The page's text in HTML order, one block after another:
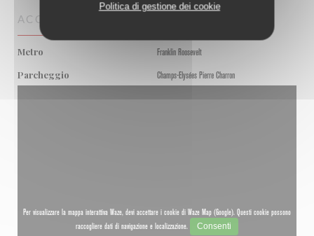
Politica di gestione dei cookie
ACCESSO
Metro Franklin Roosevelt
Parcheggio Champs-Elysées Pierre Charron
Per visualizzare la mappa interattiva Waze, devi accettare i cookie di Waze Map (Google). Questi cookie possono
raccogliere dati di navigazione e localizzazione.
Consenti